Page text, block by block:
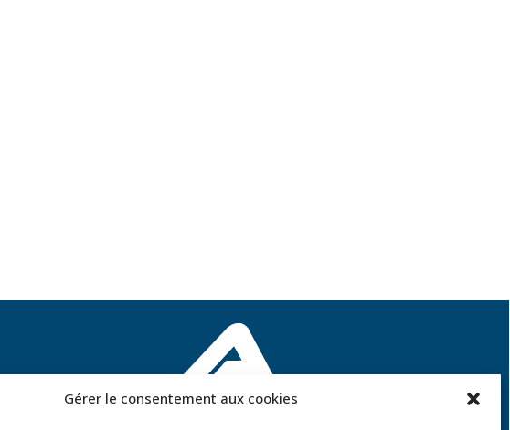
Gérer le consentement aux cookies